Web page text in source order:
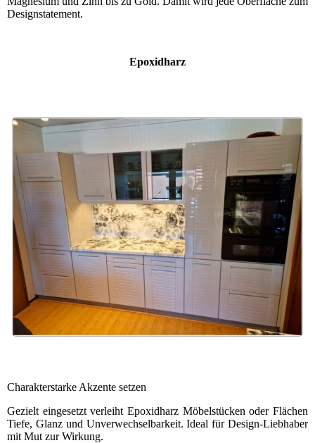
Designstatement.
Epoxidharz
Charakterstarke Akzente setzen
Gezielt eingesetzt verleiht Epoxidharz Möbelstücken oder Flächen
Tiefe, Glanz und Unverwechselbarkeit. Ideal für Design-Liebhaber
mit Mut zur Wirkung.